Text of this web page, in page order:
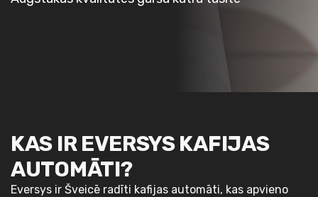
KAS IR EVERSYS KAFIJAS
AUTOMĀTI?
Eversys ir Šveicē radīti kafijas automāti, kas apvieno